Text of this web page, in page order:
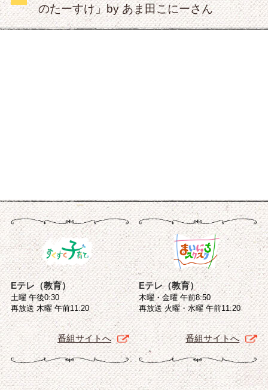
のたーすけ」by あま田こにーさん
Eテレ（教育）
土曜 午後0:30
再放送 木曜 午前11:20
番組サイトへ
Eテレ（教育）
木曜・金曜 午前8:50
再放送 火曜・水曜 午前11:20
番組サイトへ